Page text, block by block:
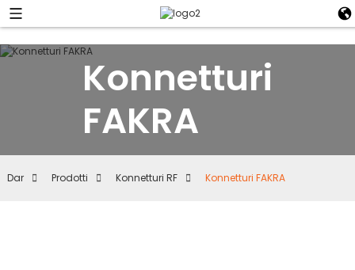
Konnetturi
FAKRA
Dar Prodotti Konnetturi RF Konnetturi FAKRA